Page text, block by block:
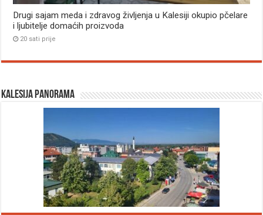
Drugi sajam meda i zdravog življenja u Kalesiji okupio pčelare
i ljubitelje domaćih proizvoda
20 sati prije
Kalesija panorama